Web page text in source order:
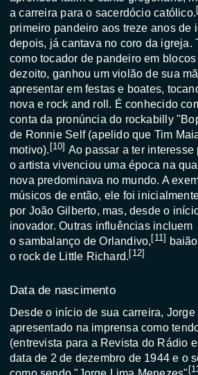
a carreira para o sacerdócio católico.
primeiro pandeiro aos treze anos de
depois, já cantava no coro da igreja.
como tocador de pandeiro em blocos
dezoito, ganhou um violão de sua
apresentar em festas e boates,
nova e rock and roll . É conhecido
conta da pronúncia do rockabilly
de Ronnie Self(apelido que Tim
motivo). [10] Ao passar a ter interesse
oartista vivenciou uma época na
nova predominava no mundo. A
músicos de então, ele foi
por João Gilberto, mas, desde o
inovador. Outras influências incluem
osambalanço deOrlandivo, [11] baião
o rock de Little Richard. [12]
Data de nascimento
Desde o início de sua carreira, Jorge
apresentado na imprensa como
(entrevista para a Revista do Rádio
data de 2 de dezembro de 1944 e o
[